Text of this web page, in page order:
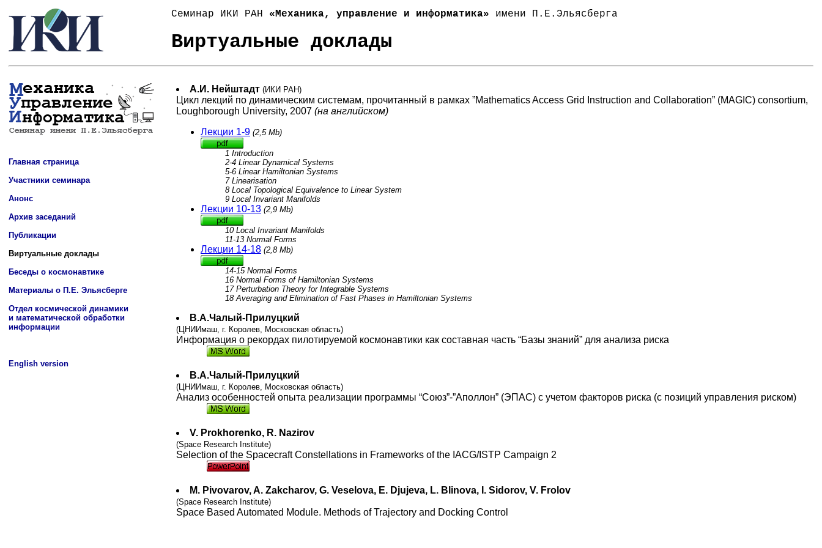
Семинар ИКИ РАН «Механика, управление и информатика» имени П.Е.Эльясберга
Виртуальные доклады
Главная страница
Участники семинара
Анонс
Архив заседаний
Публикации
Виртуальные доклады
Беседы о космонавтике
Материалы о П.Е. Эльясберге
Отдел космической динамики
и математической обработки
информации
English version